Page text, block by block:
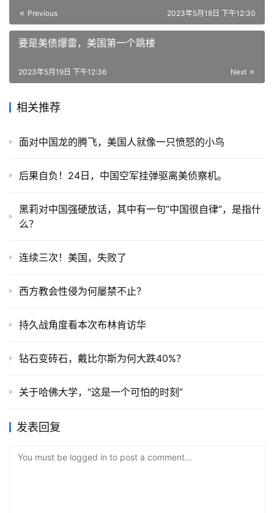
Previous 2023年5月18日 下午12:30
要是美债爆雷，美国第一个跳楼
Next
2023年5月19日 下午12:36
相关推荐
面对中国龙的腾飞，美国人就像一只愤怒的小鸟
后果自负！24日，中国空军挂弹驱离美侦察机。
黑莉对中国强硬放话，其中有一句“中国很自律”，是指什
么？
连续三次！美国，失败了
西方教会性侵为何屡禁不止？
持久战角度看本次布林肯访华
钻石变砖石，戴比尔斯为何大跌40%？
关于哈佛大学，“这是一个可怕的时刻”
发表回复
You must be logged in to post a comment...